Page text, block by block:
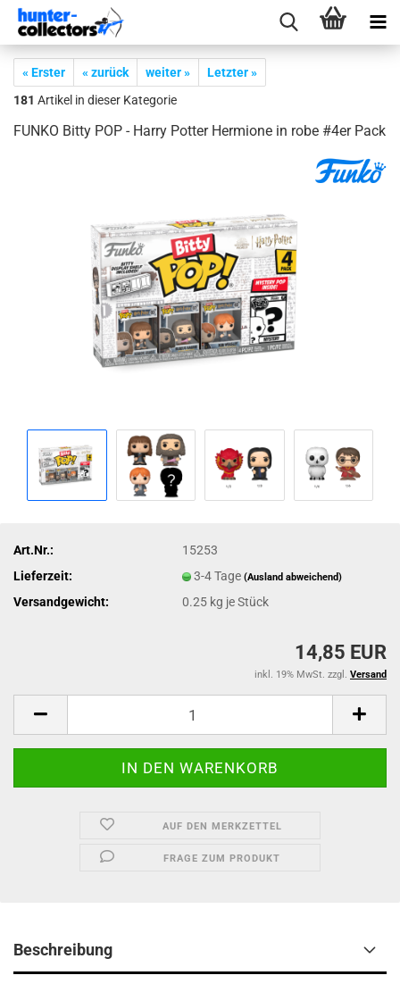
« Erster « zurück weiter »
Letzter »
181 Artikel in dieser Kategorie
FUNKO Bitty POP - Harry Pot­ter Her­mio­ne in robe #4er Pack
Art.Nr.:
15253
Lieferzeit:
3-4 Tage(Ausland abweichend)
Versandgewicht: 0.25 kg je Stück
14,85 EUR
inkl. 19% MwSt. zzgl. Versand
AUF DEN MERKZETTEL
FRAGE ZUM PRODUKT
Beschreibung